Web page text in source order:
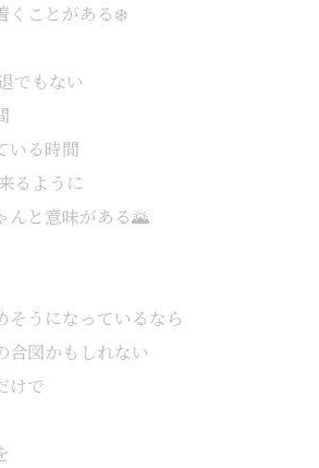
くことがある❄️
でもない
いる時間
るように
んと意味がある🌄
そうになっているなら
合図かもしれない
けで